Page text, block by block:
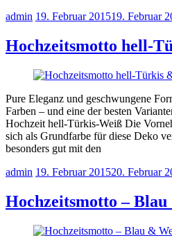
admin 19. Februar 201519. Februar
Hochzeitsmotto hell-
Pure Eleganz und geschwungene
Farben – und eine der besten
Hochzeit hell-Türkis-Weiß Die
sich als Grundfarbe für diese Deko
besonders gut mit den
admin 19. Februar 201520. Februar
Hochzeitsmotto –